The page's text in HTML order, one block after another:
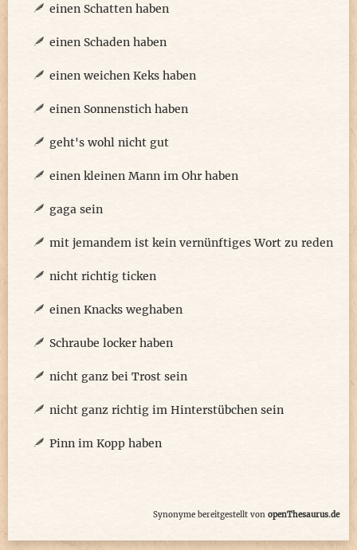
einen Schatten haben
einen Schaden haben
einen weichen Keks haben
einen Sonnenstich haben
geht's wohl nicht gut
einen kleinen Mann im Ohr haben
gaga sein
mit jemandem ist kein vernünftiges Wort zu reden
nicht richtig ticken
einen Knacks weghaben
Schraube locker haben
nicht ganz bei Trost sein
nicht ganz richtig im Hinterstübchen sein
Pinn im Kopp haben
Synonyme bereitgestellt von openThesaurus.de